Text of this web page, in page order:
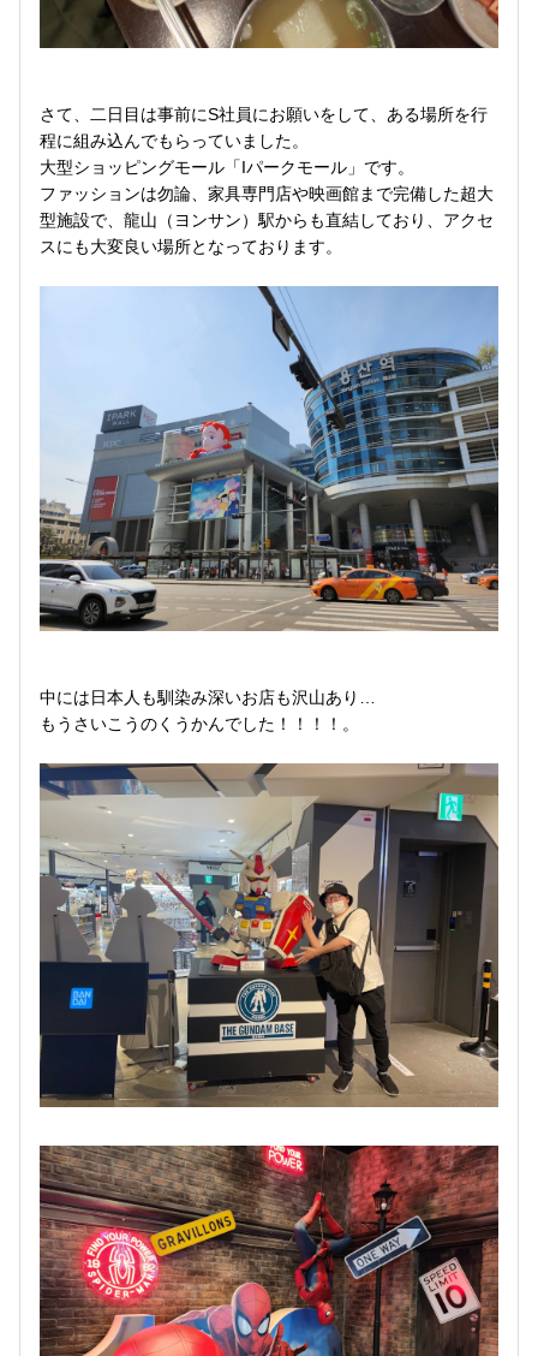
さて、二日目は事前にS社員にお願いをして、ある場所を行
程に組み込んでもらっていました。
大型ショッピングモール「Iパークモール」です。
ファッションは勿論、家具専門店や映画館まで完備した超大
型施設で、龍山（ヨンサン）駅からも直結しており、アクセ
スにも大変良い場所となっております。
中には日本人も馴染み深いお店も沢山あり…
もうさいこうのくうかんでした！！！！。